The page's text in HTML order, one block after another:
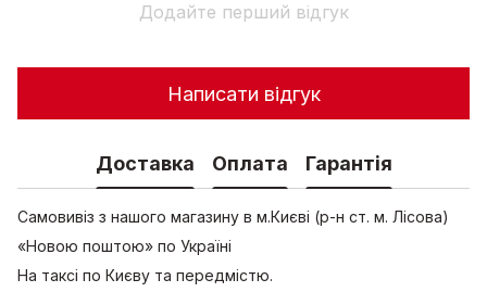
Додайте перший відгук
Написати відгук
Доставка Оплата Гарантія
Самовивіз з нашого магазину в м.Києві (р-н ст. м. Лісова)
«Новою поштою» по Україні
На таксі по Києву та передмістю.